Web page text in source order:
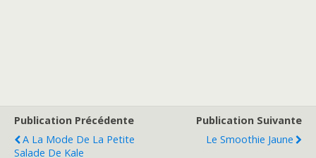
Publication Précédente
A La Mode De La Petite
Salade De Kale
Publication Suivante
Le Smoothie Jaune